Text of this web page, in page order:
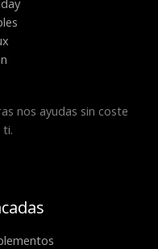
nos ayudas sin coste